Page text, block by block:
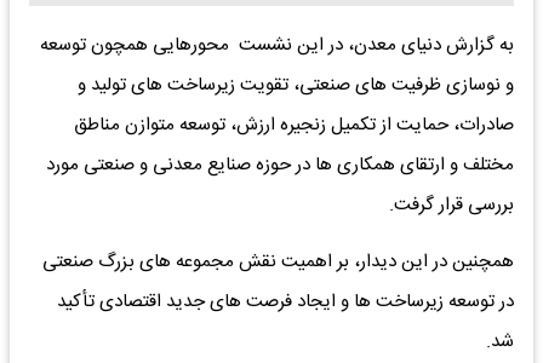
به گزارش دنیای معدن، در این نشست محورهایی همچون توسعه
و نوسازی ظرفیت‌ های صنعتی، تقویت زیرساخت‌ های تولید و
صادرات، حمایت از تکمیل زنجیره ارزش، توسعه متوازن مناطق
مختلف و ارتقای همکاری‌ ها در حوزه صنایع معدنی و صنعتی مورد
بررسی قرار گرفت.
همچنین در این دیدار، بر اهمیت نقش مجموعه‌ های بزرگ صنعتی
در توسعه زیرساخت‌ ها و ایجاد فرصت‌ های جدید اقتصادی تأکید
شد.